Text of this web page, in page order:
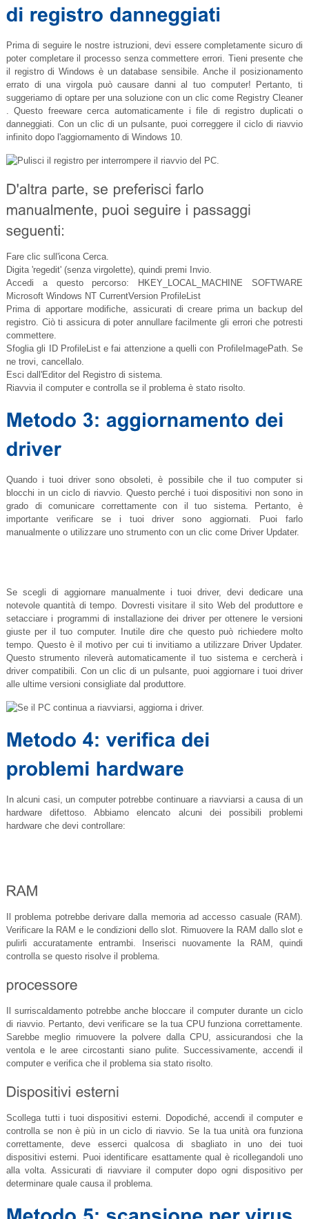
Prima di seguire le nostre istruzioni, devi essere completamente sicuro di
poter completare il processo senza commettere errori. Tieni presente che
il registro di Windows è un database sensibile. Anche il posizionamento
errato di una virgola può causare danni al tuo computer! Pertanto, ti
suggeriamo di optare per una soluzione con un clic come Registry Cleaner
. Questo freeware cerca automaticamente i file di registro duplicati o
danneggiati. Con un clic di un pulsante, puoi correggere il ciclo di riavvio
infinito dopo l'aggiornamento di Windows 10.
Fare clic sull'icona Cerca.
Digita 'regedit' (senza virgolette), quindi premi Invio.
Accedi a questo percorso: HKEY_LOCAL_MACHINE SOFTWARE
Microsoft Windows NT CurrentVersion ProfileList
Prima di apportare modifiche, assicurati di creare prima un backup del
registro. Ciò ti assicura di poter annullare facilmente gli errori che potresti
commettere.
Sfoglia gli ID ProfileList e fai attenzione a quelli con ProfileImagePath. Se
ne trovi, cancellalo.
Esci dall'Editor del Registro di sistema.
Riavvia il computer e controlla se il problema è stato risolto.
Quando i tuoi driver sono obsoleti, è possibile che il tuo computer si
blocchi in un ciclo di riavvio. Questo perché i tuoi dispositivi non sono in
grado di comunicare correttamente con il tuo sistema. Pertanto, è
importante verificare se i tuoi driver sono aggiornati. Puoi farlo
manualmente o utilizzare uno strumento con un clic come Driver Updater.
Se scegli di aggiornare manualmente i tuoi driver, devi dedicare una
notevole quantità di tempo. Dovresti visitare il sito Web del produttore e
setacciare i programmi di installazione dei driver per ottenere le versioni
giuste per il tuo computer. Inutile dire che questo può richiedere molto
tempo. Questo è il motivo per cui ti invitiamo a utilizzare Driver Updater.
Questo strumento rileverà automaticamente il tuo sistema e cercherà i
driver compatibili. Con un clic di un pulsante, puoi aggiornare i tuoi driver
alle ultime versioni consigliate dal produttore.
In alcuni casi, un computer potrebbe continuare a riavviarsi a causa di un
hardware difettoso. Abbiamo elencato alcuni dei possibili problemi
hardware che devi controllare:
Il problema potrebbe derivare dalla memoria ad accesso casuale (RAM).
Verificare la RAM e le condizioni dello slot. Rimuovere la RAM dallo slot e
pulirli accuratamente entrambi. Inserisci nuovamente la RAM, quindi
controlla se questo risolve il problema.
Il surriscaldamento potrebbe anche bloccare il computer durante un ciclo
di riavvio. Pertanto, devi verificare se la tua CPU funziona correttamente.
Sarebbe meglio rimuovere la polvere dalla CPU, assicurandosi che la
ventola e le aree circostanti siano pulite. Successivamente, accendi il
computer e verifica che il problema sia stato risolto.
Scollega tutti i tuoi dispositivi esterni. Dopodiché, accendi il computer e
controlla se non è più in un ciclo di riavvio. Se la tua unità ora funziona
correttamente, deve esserci qualcosa di sbagliato in uno dei tuoi
dispositivi esterni. Puoi identificare esattamente qual è ricollegandoli uno
alla volta. Assicurati di riavviare il computer dopo ogni dispositivo per
determinare quale causa il problema.